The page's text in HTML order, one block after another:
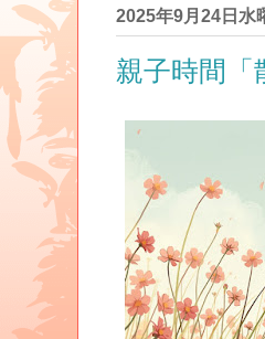
2025年9月24日水
親子時間